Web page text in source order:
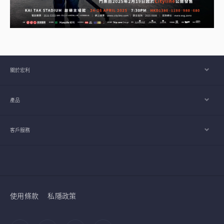
關於宏利
產品
客戶服務
使用條款 私隱政策